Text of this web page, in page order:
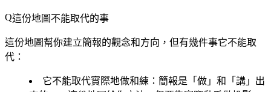
這份地圖不能取代的事
這份地圖幫你建立簡報的觀念和方向，但有幾件事它不能取
代：
它不能取代實際地做和練 ：簡報是「做」和「講」出